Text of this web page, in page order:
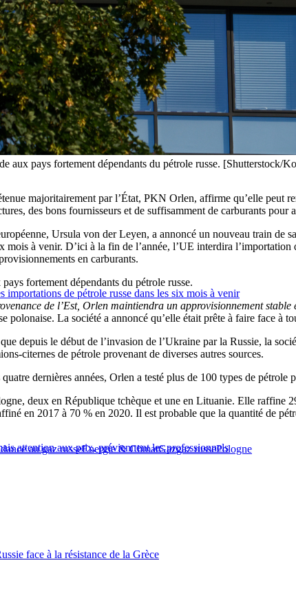
aux pays fortement dépendants du pétrole russe. [Shutterstock/
majoritairement par l’État, PKN Orlen, affirme qu’elle peut
des bons fournisseurs et de suffisamment de carburants
Ursula von der Leyen, a annoncé un nouveau train de
mois à venir. D’ici à la fin de l’année, l’UE interdira
en carburants.
importations de pétrole russe dans les six mois à venir
fortement dépendants du pétrole russe.
de l’Est, Orlen maintiendra un approvisionnement
polonaise. La société a annoncé qu’elle était prête à faire face à
depuis le début de l’invasion de l’Ukraine par la Russie, la
citernes de pétrole provenant de diverses autres sources.
dernières années, Orlen a testé plus de 100 types de
deux en République tchèque et une en Lituanie. Elle raffine
en 2017 à 70 % en 2020. Il est probable que la quantité de
attention aux prix, préviennent les professionnels
au gaz russeEnergie & ClimatGazgaz russePologne
face à la résistance de la Grèce